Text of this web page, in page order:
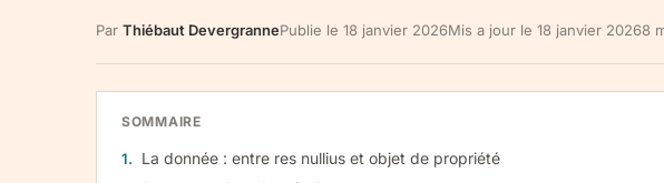
Par Thiébaut DevergrannePublie le 18 janvier 2026Mis a jour le 18 janvier 20268
SOMMAIRE
La donnée : entre res nullius et objet de propriété